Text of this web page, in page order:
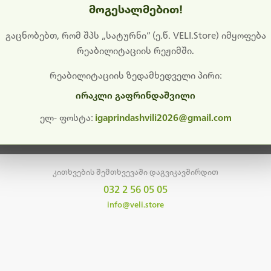
გიხდით შეფერხებისთვის. ამჟამად მიმდინარეობს
განახლება და ტექნიკური სამუშაოები.
მალე ისევ ხელმისაწვდომი იქნება. გმადლობთ მოთმინებისთვის!
მთავარ გვერდზე დაბრუნება
კითხვების შემთხვევაში დაგვიკავშირდით
032 2 56 05 05
info@veli.store
მოგესალმებით!
გაცნობებთ, რომ შპს „სატურნი“ (ე.წ. VELI.Store) იმყოფება
რეაბილიტაციის რეჟიმში.
რეაბილიტაციის ზედამხედველი პირი:
ირაკლი გაფრინდაშვილი
ელ- ფოსტა: igaprindashvili2026@gmail.com